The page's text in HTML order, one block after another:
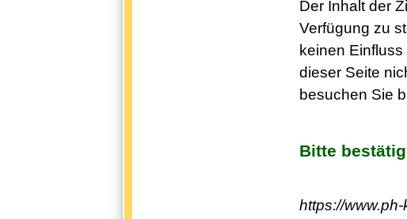
Der Inhalt der
Verfügung zu
keinen
dieser Seite
besuchen Sie
Bitte
https://